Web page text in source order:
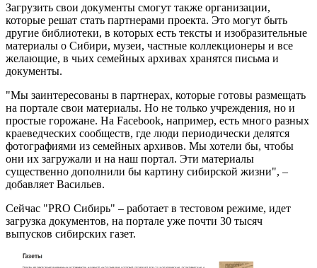
Загрузить свои документы смогут также организации,
которые решат стать партнерами проекта. Это могут быть
другие библиотеки, в которых есть тексты и изобразительные
материалы о Сибири, музеи, частные коллекционеры и все
желающие, в чьих семейных архивах хранятся письма и
документы.
"Мы заинтересованы в партнерах, которые готовы размещать
на портале свои материалы. Но не только учреждения, но и
простые горожане. На Facebook, например, есть много разных
краеведческих сообществ, где люди периодически делятся
фотографиями из семейных архивов. Мы хотели бы, чтобы
они их загружали и на наш портал. Эти материалы
существенно дополнили бы картину сибирской жизни", –
добавляет Васильев.
Сейчас "PRO Сибирь" – работает в тестовом режиме, идет
загрузка документов, на портале уже почти 30 тысяч
выпусков сибирских газет.